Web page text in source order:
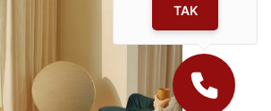
TAK